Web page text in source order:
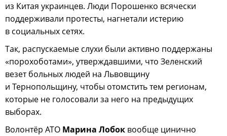
из Китая украинцев. Люди Порошенко всячески
поддерживали протесты, нагнетали истерию
в социальных сетях.
Так, распускаемые слухи были активно поддержаны
«порохоботами», утверждавшими, что Зеленский
везет больных людей на Львовщину
и Тернопольщину, чтобы отомстить тем регионам,
которые не голосовали за него на предыдущих
выборах.
Волонтёр АТО Марина Лобок вообще цинично